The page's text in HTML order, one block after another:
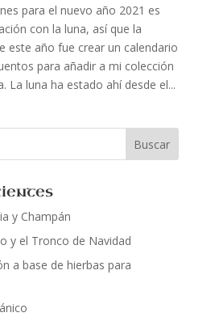
para el nuevo año 2021 es
con la luna, así que la
este año fue crear un calendario
para añadir a mi colección
La luna ha estado ahí desde el...
y Champán
y el Tronco de Navidad
a base de hierbas para